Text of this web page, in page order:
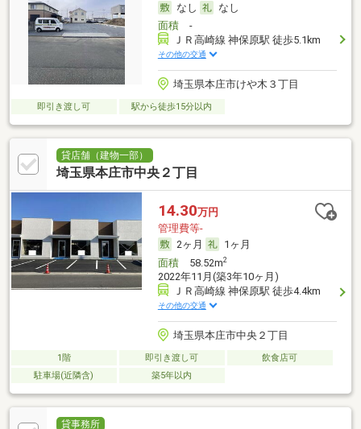
なし
なし
面積-
ＪＲ高崎線 神保原駅 徒歩5.1km
その他の交通
埼玉県本庄市けや木３丁目
即引き渡し可 駅から徒歩15分以内
貸店舗（建物一部）
埼玉県本庄市中央２丁目
14.30万円
管理費等-
2ヶ月
1ヶ月
面積58.52m2
2022年11月(築3年10ヶ月)
ＪＲ高崎線 神保原駅 徒歩4.4km
その他の交通
埼玉県本庄市中央２丁目
1階 即引き渡し可
飲食店可
駐車場(近隣含)
築5年以内
貸事務所